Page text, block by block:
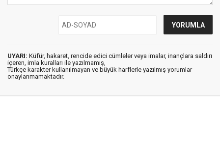
UYARI: Küfür, hakaret, rencide edici cümleler veya imalar, inançlara saldırı
içeren, imla kuralları ile yazılmamış,
Türkçe karakter kullanılmayan ve büyük harflerle yazılmış yorumlar
onaylanmamaktadır.